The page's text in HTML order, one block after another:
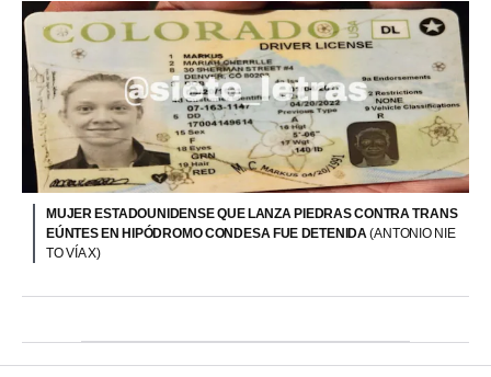
MUJER ESTADOUNIDENSE QUE LANZA PIEDRAS CONTRA TRANS
EÚNTES EN HIPÓDROMO CONDESA FUE DETENIDA(ANTONIO NIE
TO VÍA X)